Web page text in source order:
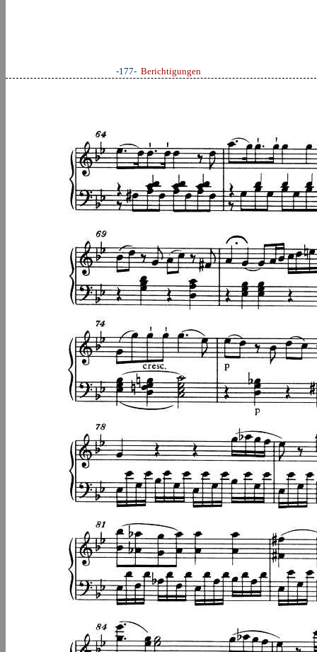
-177- Berichtigungen